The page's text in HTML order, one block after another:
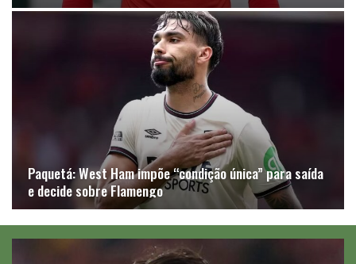
Paquetá: West Ham impõe “condição única” para saída
e decide sobre Flamengo